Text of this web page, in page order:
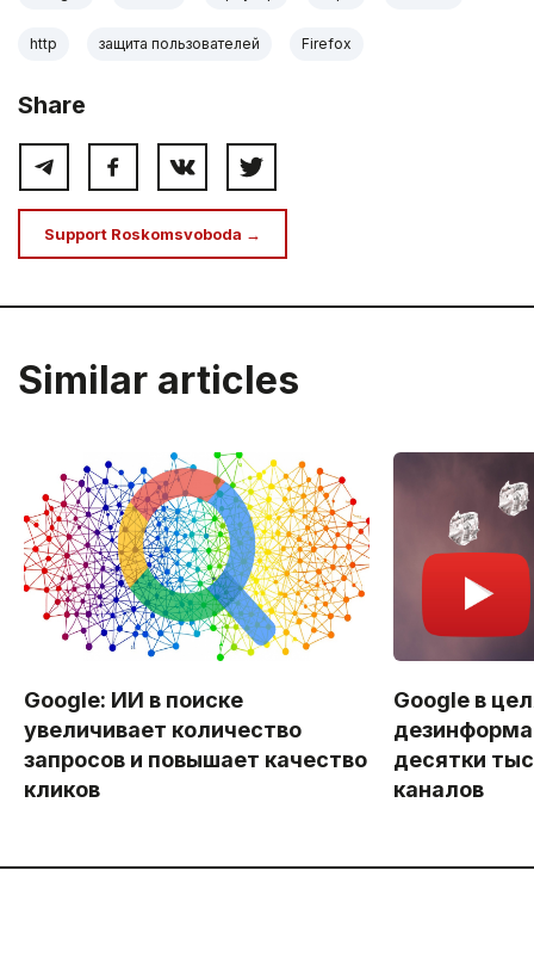
http защита пользователей Firefox
Share
Support Roskomsvoboda →
Similar articles
Google: ИИ в поиске
увеличивает количество
запросов и повышает качество
кликов
Google в
десятки
каналов